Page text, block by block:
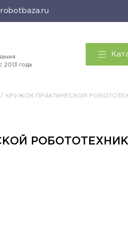
2013 года
/ КРУЖОК ПРАКТИЧЕСКОЙ